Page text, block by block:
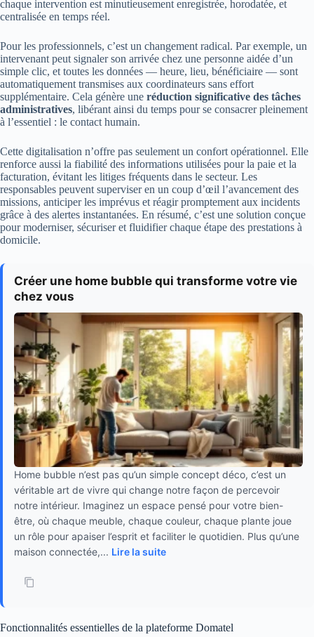
chaque intervention est minutieusement enregistrée, horodatée, et
centralisée en temps réel.
Pour les professionnels, c’est un changement radical. Par exemple, un
intervenant peut signaler son arrivée chez une personne aidée d’un
simple clic, et toutes les données — heure, lieu, bénéficiaire — sont
automatiquement transmises aux coordinateurs sans effort
supplémentaire. Cela génère une réduction significative des tâches
administratives, libérant ainsi du temps pour se consacrer pleinement
à l’essentiel : le contact humain.
Cette digitalisation n’offre pas seulement un confort opérationnel. Elle
renforce aussi la fiabilité des informations utilisées pour la paie et la
facturation, évitant les litiges fréquents dans le secteur. Les
responsables peuvent superviser en un coup d’œil l’avancement des
missions, anticiper les imprévus et réagir promptement aux incidents
grâce à des alertes instantanées. En résumé, c’est une solution conçue
pour moderniser, sécuriser et fluidifier chaque étape des prestations à
domicile.
Créer une home bubble qui transforme votre vie
chez vous
Home bubble n’est pas qu’un simple concept déco, c’est un
véritable art de vivre qui change notre façon de percevoir
notre intérieur. Imaginez un espace pensé pour votre bien-
être, où chaque meuble, chaque couleur, chaque plante joue
un rôle pour apaiser l’esprit et faciliter le quotidien. Plus qu’une
maison connectée,... Lire la suite
Fonctionnalités essentielles de la plateforme Domatel